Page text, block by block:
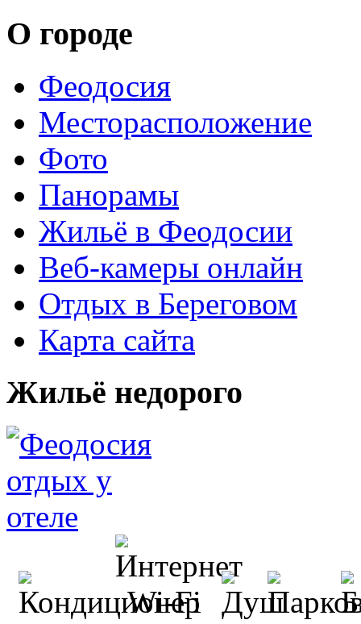
О городе
Феодосия
Месторасположение
Фото
Панорамы
Жильё в Феодосии
Веб-камеры онлайн
Отдых в Береговом
Карта сайта
Жильё недорого